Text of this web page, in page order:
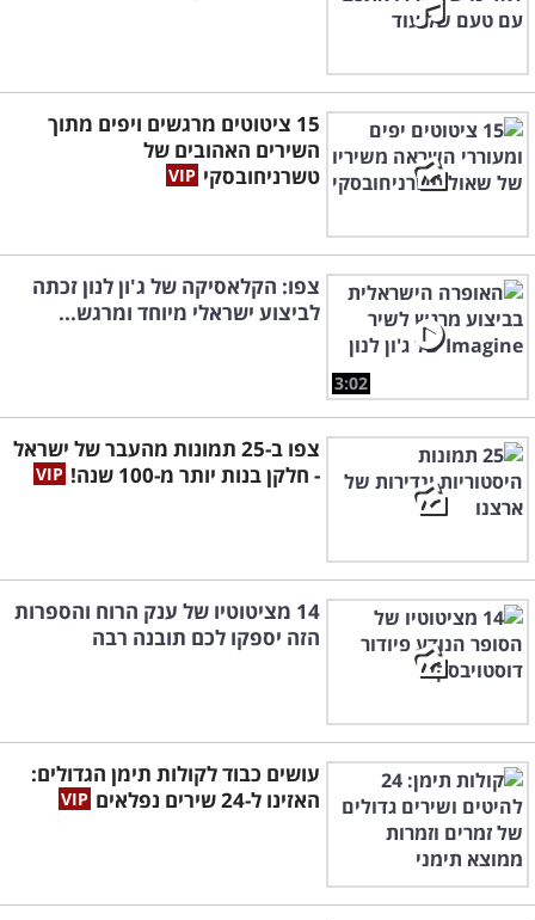
15 ציטוטים מרגשים ויפים מתוך
השירים האהובים של
טשרניחובסקי
3:02
צפו: הקלאסיקה של ג'ון לנון זכתה
לביצוע ישראלי מיוחד ומרגש...
צפו ב-25 תמונות מהעבר של ישראל
- חלקן בנות יותר מ-100 שנה!
14 מציטוטיו של ענק הרוח והספרות
הזה יספקו לכם תובנה רבה
עושים כבוד לקולות תימן הגדולים:
האזינו ל-24 שירים נפלאים